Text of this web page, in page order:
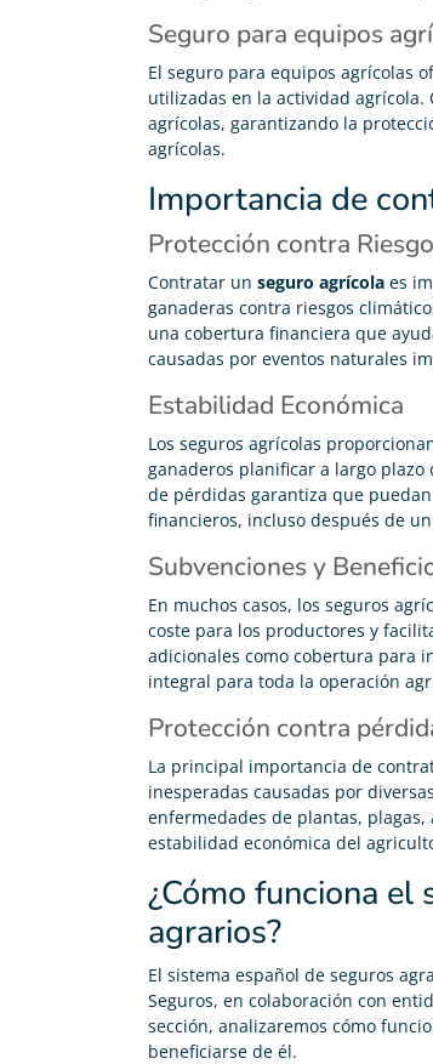
Seguro para equipos
El seguro para equipos agrícolas
utilizadas en la actividad
agrícolas, garantizando la
agrícolas.
Importancia de
Protección contra
Contratar un seguro agrícola es
ganaderas contra riesgos
una cobertura financiera que
causadas por eventos naturales
Estabilidad Económica
Los seguros agrícolas
ganaderos planificar a largo plazo
de pérdidas garantiza que
financieros, incluso después de
Subvenciones y
En muchos casos, los seguros
coste para los productores y
adicionales como cobertura para
integral para toda la operación
Protección contra
La principal importancia de
inesperadas causadas por
enfermedades de plantas,
estabilidad económica del
¿Cómo funciona el
agrarios?
El sistema español de seguros
Seguros, en colaboración con
sección, analizaremos cómo
beneficiarse de él.